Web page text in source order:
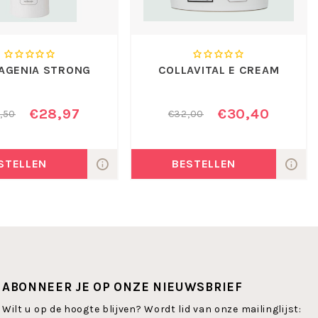
STRONG
€28,97
COLLAVITAL E CREAM
€32,00 €30,40
BESTELLEN
ABONNEER JE OP ONZE NIEUWSBRIEF
Wilt u op de hoogte blijven? Wordt lid van onze mailinglijst: